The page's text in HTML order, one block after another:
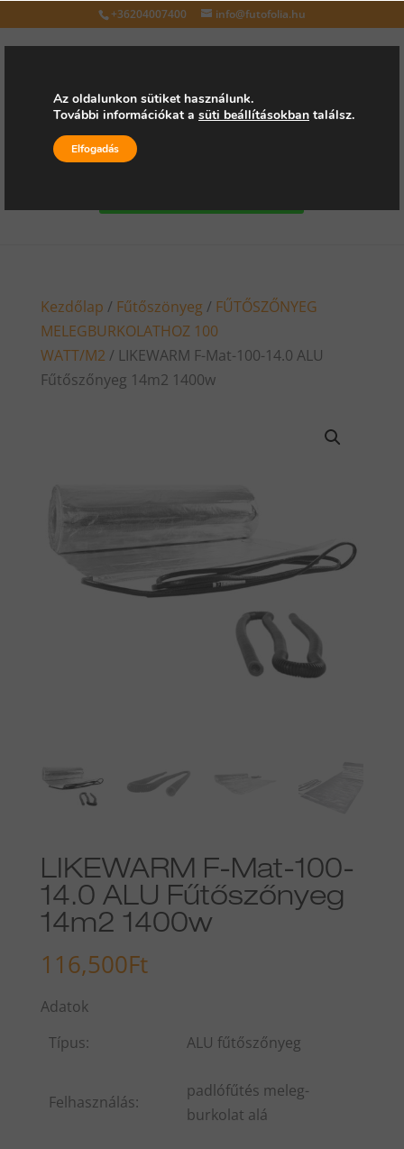
+36204007400 info@futofolia.hu
Válasszon oldalt
Kezdőlap / Fűtőszönyeg / FŰTŐSZŐNYEG
MELEGBURKOLATHOZ 100
WATT/M2 / LIKEWARM F-Mat-100-14.0 ALU
Fűtőszőnyeg 14m2 1400w
LIKEWARM F-Mat-100-
14.0 ALU Fűtőszőnyeg
14m2 1400w
116,500Ft
Adatok
Típus:
ALU fűtőszőnyeg
Felhasználás:
padlófűtés meleg-
burkolat alá
Az oldalunkon sütiket használunk.
További információkat a süti beállításokban találsz.
Elfogadás